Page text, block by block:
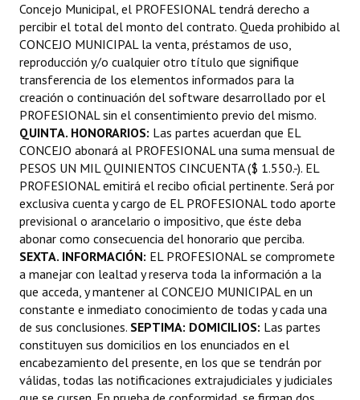
Concejo Municipal, el PROFESIONAL tendrá derecho a
percibir el total del monto del contrato. Queda prohibido al
CONCEJO MUNICIPAL la venta, préstamos de uso,
reproducción y/o cualquier otro título que signifique
transferencia de los elementos informados para la
creación o continuación del software desarrollado por el
PROFESIONAL sin el consentimiento previo del mismo.
QUINTA. HONORARIOS: Las partes acuerdan que EL
CONCEJO abonará al PROFESIONAL una suma mensual de
PESOS UN MIL QUINIENTOS CINCUENTA ($ 1.550.-). EL
PROFESIONAL emitirá el recibo oficial pertinente. Será por
exclusiva cuenta y cargo de EL PROFESIONAL todo aporte
previsional o arancelario o impositivo, que éste deba
abonar como consecuencia del honorario que perciba.
SEXTA. INFORMACIÓN: EL PROFESIONAL se compromete
a manejar con lealtad y reserva toda la información a la
que acceda, y mantener al CONCEJO MUNICIPAL en un
constante e inmediato conocimiento de todas y cada una
de sus conclusiones. SEPTIMA: DOMICILIOS: Las partes
constituyen sus domicilios en los enunciados en el
encabezamiento del presente, en los que se tendrán por
válidas, todas las notificaciones extrajudiciales y judiciales